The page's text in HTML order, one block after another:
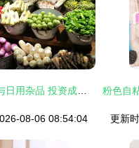
08-06 08:54:04 更新